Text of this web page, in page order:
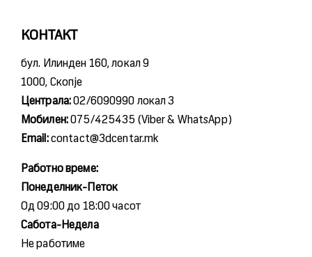
КОНТАКТ
бул. Илинден 160, локал 9
1000, Скопје
Централа:02/6090990 локал 3
Мобилен:075/425435 (Viber & WhatsApp)
Email:contact@3dcentar.mk
Работно време:
Понеделник-Петок
Од 09:00 до 18:00 часот
Сабота-Недела
Не работиме